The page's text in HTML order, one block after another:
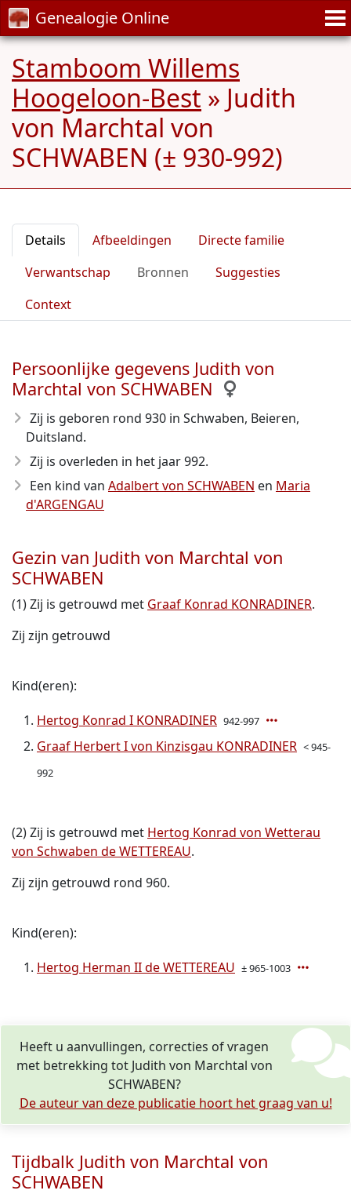
Genealogie Online
Stamboom Willems
Hoogeloon-Best » Judith
von Marchtal von
SCHWABEN (± 930-992)
Details Afbeeldingen
Directe familie
Verwantschap
Bronnen
Suggesties
Context
Persoonlijke gegevens Judith von
Marchtal von SCHWABEN
Zij is geboren rond 930 in Schwaben, Beieren,
Duitsland.
Zij is overleden in het jaar 992.
Een kind van Adalbert von SCHWABEN en Maria
d'ARGENGAU
Gezin van Judith von Marchtal von
SCHWABEN
(1) Zij is getrouwd met Graaf Konrad KONRADINER.
Zij zijn getrouwd
Kind(eren):
Hertog Konrad I KONRADINER 942-997
Graaf Herbert I von Kinzisgau KONRADINER < 945-
992
(2) Zij is getrouwd met Hertog Konrad von Wetterau
von Schwaben de WETTEREAU.
Zij zijn getrouwd rond 960.
Kind(eren):
Hertog Herman II de WETTEREAU ± 965-1003
Heeft u aanvullingen, correcties of vragen
met betrekking tot Judith von Marchtal von
SCHWABEN?
De auteur van deze publicatie hoort het graag van u!
Tijdbalk Judith von Marchtal von
SCHWABEN